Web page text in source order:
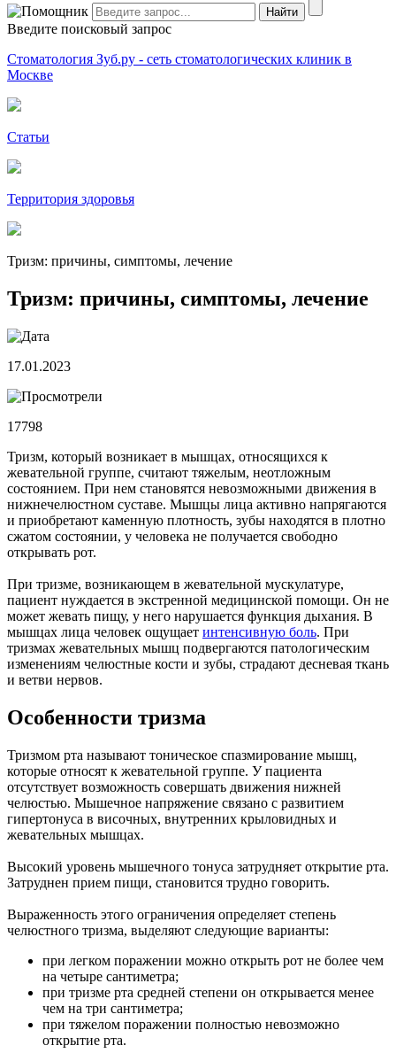
Введите поисковый запрос
Стоматология Зуб.ру - сеть стоматологических клиник в
Москве
Статьи
Территория здоровья
Тризм: причины, симптомы, лечение
Тризм: причины, симптомы, лечение
17.01.2023
17798
Тризм, который возникает в мышцах, относящихся к
жевательной группе, считают тяжелым, неотложным
состоянием. При нем становятся невозможными движения в
нижнечелюстном суставе. Мышцы лица активно напрягаются
и приобретают каменную плотность, зубы находятся в плотно
сжатом состоянии, у человека не получается свободно
открывать рот.
При тризме, возникающем в жевательной мускулатуре,
пациент нуждается в экстренной медицинской помощи. Он не
может жевать пищу, у него нарушается функция дыхания. В
мышцах лица человек ощущает интенсивную боль. При
тризмах жевательных мышц подвергаются патологическим
изменениям челюстные кости и зубы, страдают десневая ткань
и ветви нервов.
Особенности тризма
Тризмом рта называют тоническое спазмирование мышц,
которые относят к жевательной группе. У пациента
отсутствует возможность совершать движения нижней
челюстью. Мышечное напряжение связано с развитием
гипертонуса в височных, внутренних крыловидных и
жевательных мышцах.
Высокий уровень мышечного тонуса затрудняет открытие рта.
Затруднен прием пищи, становится трудно говорить.
Выраженность этого ограничения определяет степень
челюстного тризма, выделяют следующие варианты:
при легком поражении можно открыть рот не более чем
на четыре сантиметра;
при тризме рта средней степени он открывается менее
чем на три сантиметра;
при тяжелом поражении полностью невозможно
открытие рта.